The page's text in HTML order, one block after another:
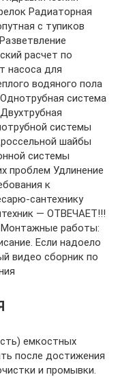
Радиаторная
с тупиков
расчет по
насоса для
водяного пола
система
системы
шайбы
системы
проблем Удлинение
к
сантехнику
— ОТВЕЧАЕТ!!!
работы:
Если надоело
видео сборник по
емкостных
после достижения
и промывки.